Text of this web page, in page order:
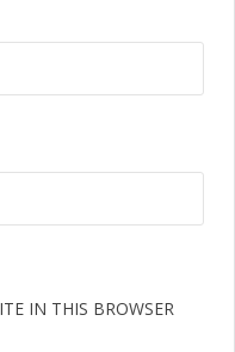
IN THIS BROWSER